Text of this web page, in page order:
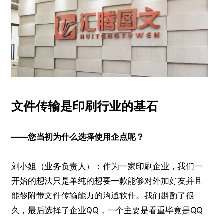
文件传输是印刷行业的基石
——您当初为什么选择使用企点呢？
刘小姐（业务负责人）：作为一家印刷企业，我们一
开始的想法只是单纯的想要一款能够对外加好友并且
能够附带文件传输能力的沟通软件。我们斟酌了很
久，最后选择了企业QQ，一个主要是看重毕竟是QQ